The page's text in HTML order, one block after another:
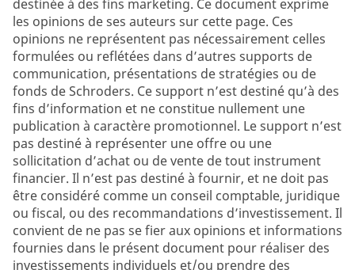
destinée à des fins marketing. Ce document exprime
les opinions de ses auteurs sur cette page. Ces
opinions ne représentent pas nécessairement celles
formulées ou reflétées dans d’autres supports de
communication, présentations de stratégies ou de
fonds de Schroders. Ce support n’est destiné qu’à des
fins d’information et ne constitue nullement une
publication à caractère promotionnel. Le support n’est
pas destiné à représenter une offre ou une
sollicitation d’achat ou de vente de tout instrument
financier. Il n’est pas destiné à fournir, et ne doit pas
être considéré comme un conseil comptable, juridique
ou fiscal, ou des recommandations d’investissement. Il
convient de ne pas se fier aux opinions et informations
fournies dans le présent document pour réaliser des
investissements individuels et/ou prendre des